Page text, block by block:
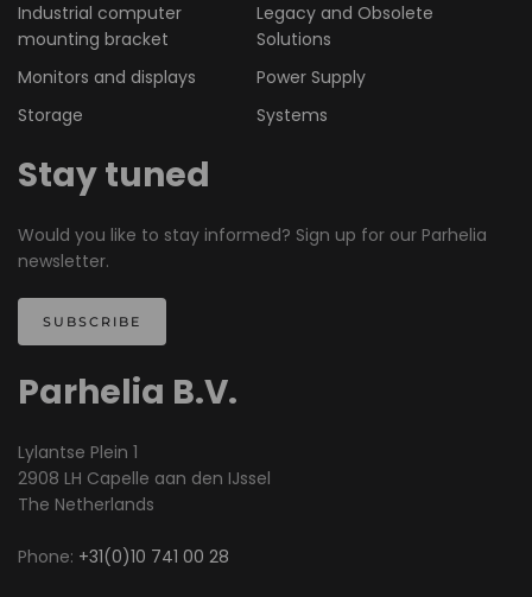
Industrial computer
mounting bracket
Legacy and Obsolete
Solutions
Monitors and displays
Power Supply
Storage
Systems
Stay tuned
Would you like to stay informed? Sign up for our Parhelia
newsletter.
SUBSCRIBE
Parhelia B.V.
Lylantse Plein 1
2908 LH Capelle aan den IJssel
The Netherlands
Phone: +31(0)10 741 00 28